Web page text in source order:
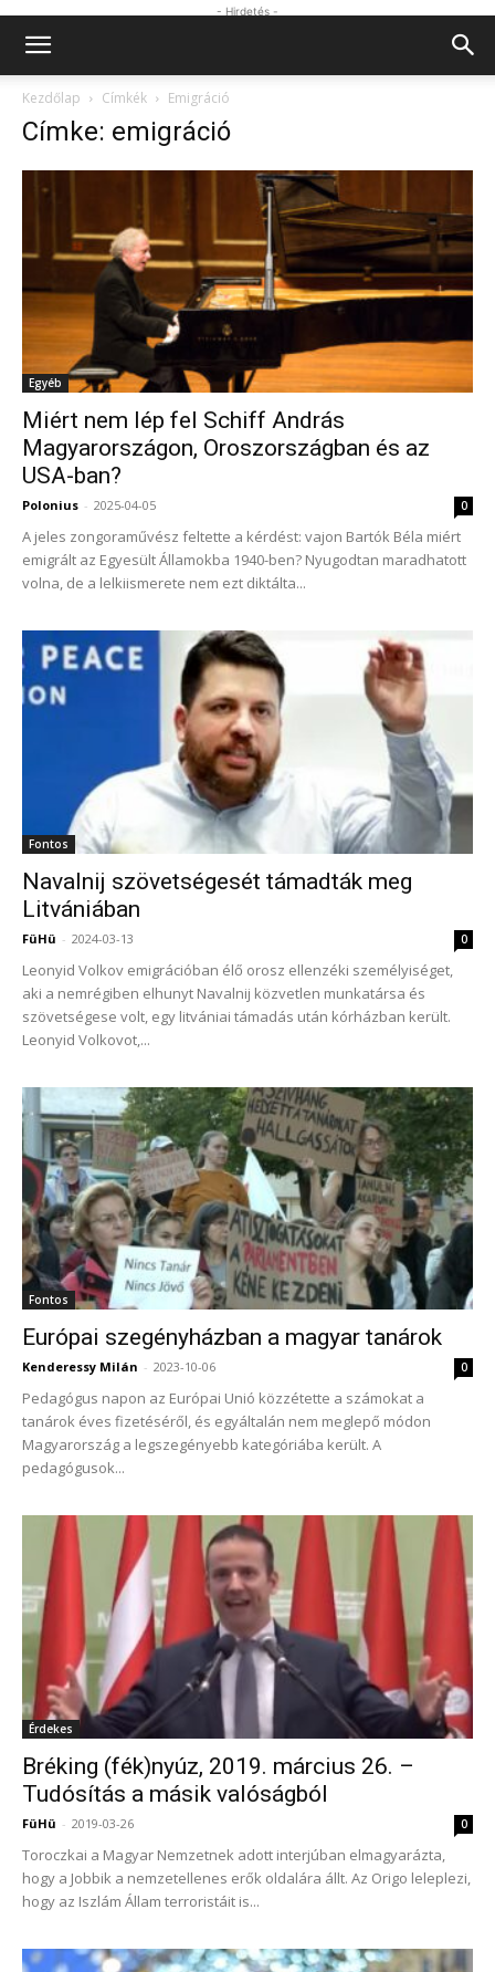
- Hirdetés -
Kezdőlap Címkék Emigráció
Címke: emigráció
Egyéb
Miért nem lép fel Schiff András
Magyarországon, Oroszországban és az
USA-ban?
Polonius - 2025-04-05 0
A jeles zongoraművész feltette a kérdést: vajon Bartók Béla miért
emigrált az Egyesült Államokba 1940-ben? Nyugodtan maradhatott
volna, de a lelkiismerete nem ezt diktálta...
Fontos
Navalnij szövetségesét támadták meg
Litvániában
FüHü - 2024-03-13 0
Leonyid Volkov emigrációban élő orosz ellenzéki személyiséget,
aki a nemrégiben elhunyt Navalnij közvetlen munkatársa és
szövetségese volt, egy litvániai támadás után kórházban került.
Leonyid Volkovot,...
Fontos
Európai szegényházban a magyar tanárok
Kenderessy Milán - 2023-10-06 0
Pedagógus napon az Európai Unió közzétette a számokat a
tanárok éves fizetéséről, és egyáltalán nem meglepő módon
Magyarország a legszegényebb kategóriába került. A
pedagógusok...
Érdekes
Bréking (fék)nyúz, 2019. március 26. –
Tudósítás a másik valóságból
FüHü - 2019-03-26 0
Toroczkai a Magyar Nemzetnek adott interjúban elmagyarázta,
hogy a Jobbik a nemzetellenes erők oldalára állt. Az Origo leleplezi,
hogy az Iszlám Állam terroristáit is...